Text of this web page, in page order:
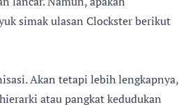
simak ulasan Clockster berikut
Akan tetapi lebih lengkapnya,
atau pangkat kedudukan